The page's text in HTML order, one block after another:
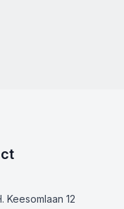
Keesomlaan 12